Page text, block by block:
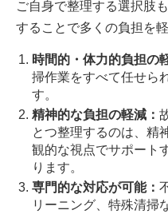
ご自身で整理する選択肢
することで多くの負担を
時間的・体力的負担の
掃作業をすべて任せら
す。
精神的な負担の軽減：
とつ整理するのは、精
観的な視点でサポート
ります。
専門的な対応が可能：
リーニング、特殊清掃